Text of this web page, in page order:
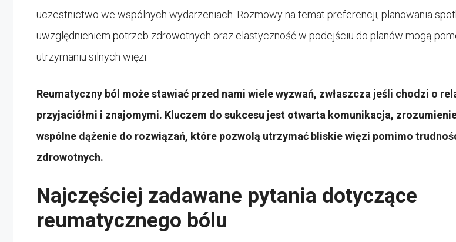
uczestnictwo we wspólnych wydarzeniach. Rozmowy na temat preferencji, planowania
uwzględnieniem potrzeb zdrowotnych oraz elastyczność w podejściu do planów mogą
utrzymaniu silnych więzi.
Reumatyczny ból może stawiać przed nami wiele wyzwań, zwłaszcza jeśli chodzi o
przyjaciółmi i znajomymi. Kluczem do sukcesu jest otwarta komunikacja,
wspólne dążenie do rozwiązań, które pozwolą utrzymać bliskie więzi pomimo
zdrowotnych.
Najczęściej zadawane pytania dotyczące
reumatycznego bólu